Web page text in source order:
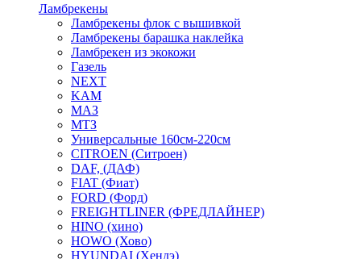
Ламбрекены
Ламбрекены флок с вышивкой
Ламбрекены барашка наклейка
Ламбрекен из экокожи
Газель
NEXT
KAM
МАЗ
МТЗ
Универсальные 160см-220см
CITROEN (Ситроен)
DAF, (ДАФ)
FIAT (Фиат)
FORD (Форд)
FREIGHTLINER (ФРЕДЛАЙНЕР)
HINO (хино)
HOWO (Хово)
HYUNDAI (Хендэ)